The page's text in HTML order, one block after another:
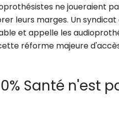
ne joueraient
leurs marges. Un
et appelle les
réforme majeure
Santé n'est